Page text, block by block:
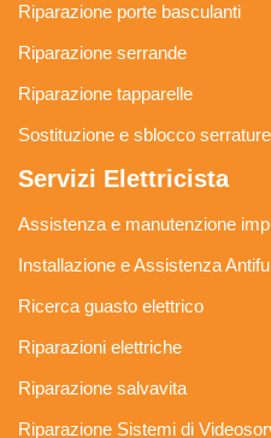
Riparazione porte basculanti
Riparazione serrande
Riparazione tapparelle
Sostituzione e sblocco serrature
Servizi Elettricista
Assistenza e manutenzione
Installazione e Assistenza
Ricerca guasto elettrico
Riparazioni elettriche
Riparazione salvavita
Riparazione Sistemi di